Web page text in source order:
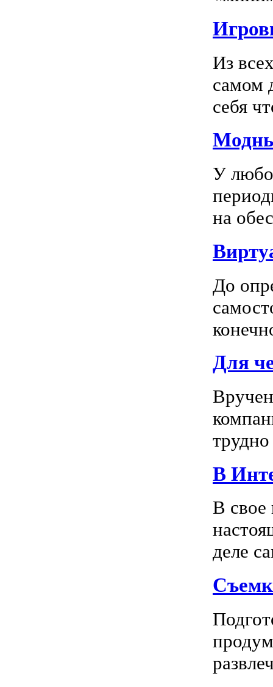
Из
самом
себя
У
на
До
Для
В
В свое
деле